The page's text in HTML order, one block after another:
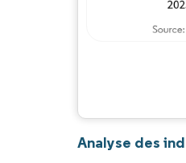
Analyse des